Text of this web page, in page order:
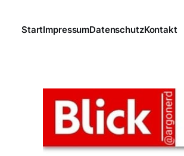
StartImpressumDatenschutzKontakt